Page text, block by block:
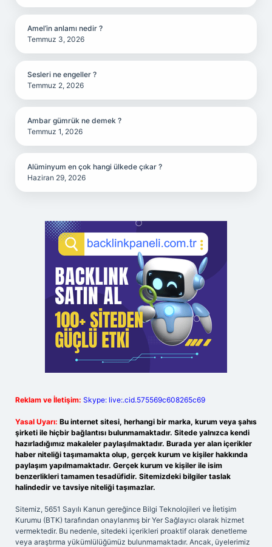
Amel’in anlamı nedir ?
Temmuz 3, 2026
Sesleri ne engeller ?
Temmuz 2, 2026
Ambar gümrük ne demek ?
Temmuz 1, 2026
Alüminyum en çok hangi ülkede çıkar ?
Haziran 29, 2026
Reklam ve İletişim: Skype: live:.cid.575569c608265c69
Yasal Uyarı: Bu internet sitesi, herhangi bir marka, kurum veya şahıs
şirketi ile hiçbir bağlantısı bulunmamaktadır. Sitede yalnızca kendi
hazırladığımız makaleler paylaşılmaktadır. Burada yer alan içerikler
haber niteliği taşımamakta olup, gerçek kurum ve kişiler hakkında
paylaşım yapılmamaktadır. Gerçek kurum ve kişiler ile isim
benzerlikleri tamamen tesadüfidir. Sitemizdeki bilgiler taslak
halindedir ve tavsiye niteliği taşımazlar.
Sitemiz, 5651 Sayılı Kanun gereğince Bilgi Teknolojileri ve İletişim
Kurumu (BTK) tarafından onaylanmış bir Yer Sağlayıcı olarak hizmet
vermektedir. Bu nedenle, sitedeki içerikleri proaktif olarak denetleme
veya araştırma yükümlülüğümüz bulunmamaktadır. Ancak, üyelerimiz